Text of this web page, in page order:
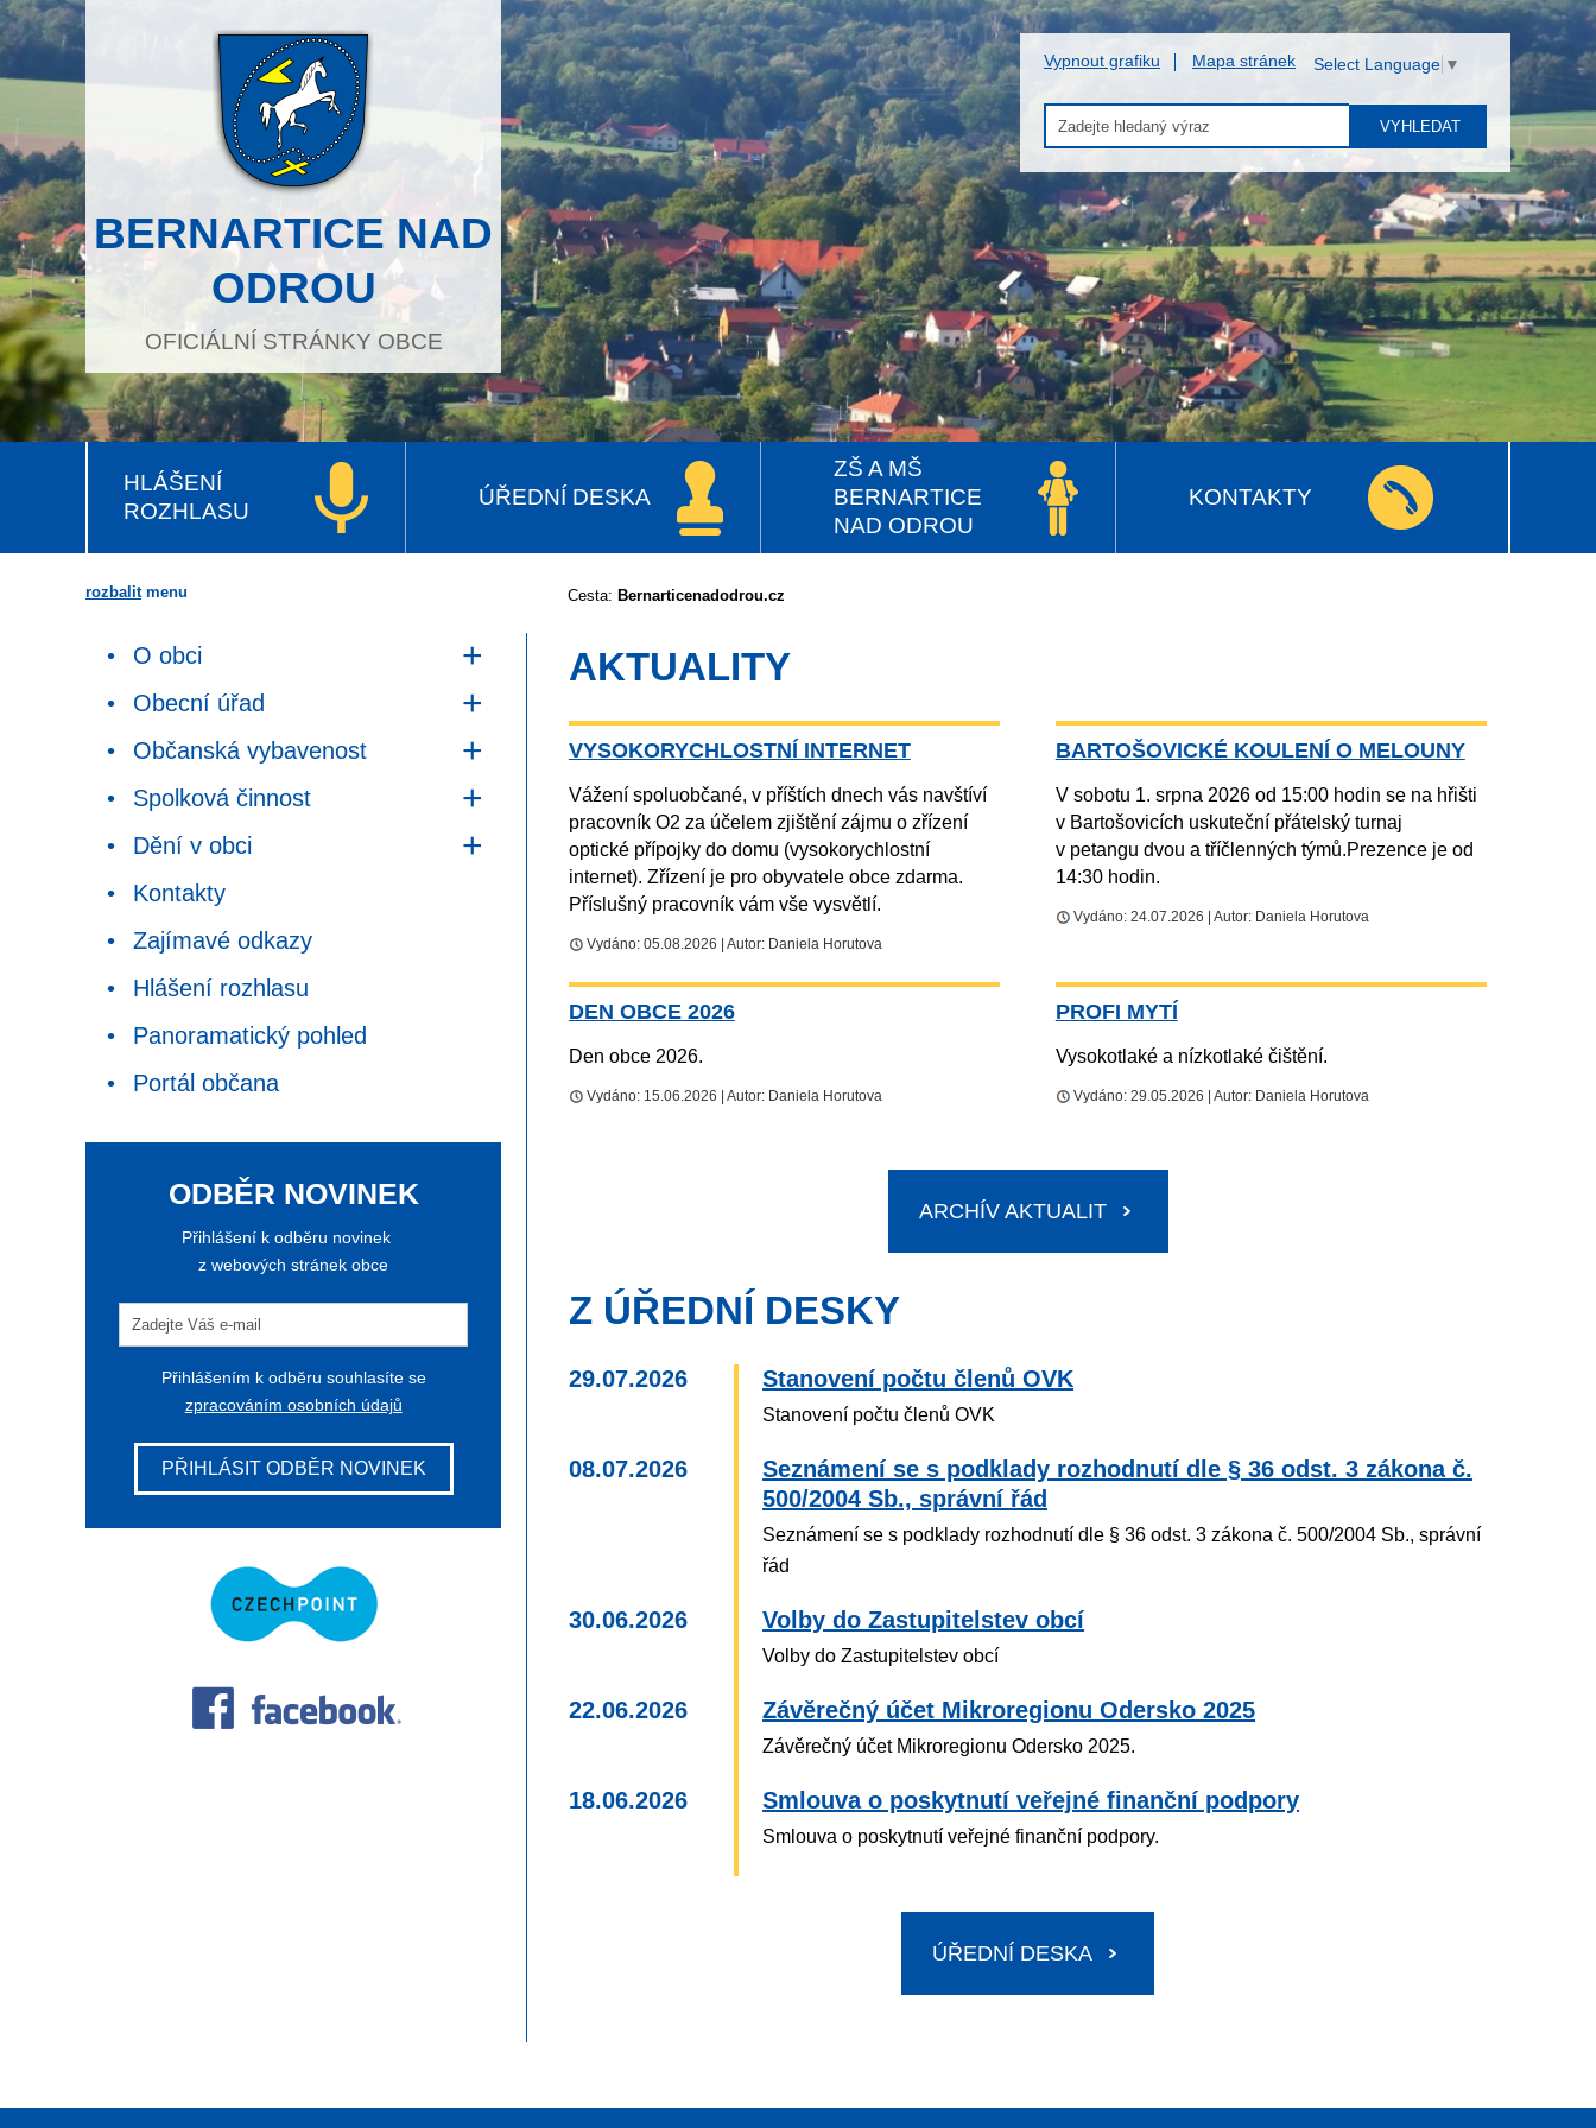
BERNARTICE NAD
ODROU
OFICIÁLNÍ STRÁNKY OBCE
Vypnout grafiku Mapa stránek Select Language ▼
VYHLEDAT
HLÁŠENÍ
ROZHLASU
ÚŘEDNÍ DESKA
ZŠ A MŠ
BERNARTICE
NAD ODROU
KONTAKTY
Cesta: Bernarticenadodrou.cz
AKTUALITY
VYSOKORYCHLOSTNÍ INTERNET
Vážení spoluobčané, v příštích dnech vás navštíví
pracovník O2 za účelem zjištění zájmu o zřízení
optické přípojky do domu (vysokorychlostní
internet). Zřízení je pro obyvatele obce zdarma.
Příslušný pracovník vám vše vysvětlí.
Vydáno: 05.08.2026 | Autor: Daniela Horutova
BARTOŠOVICKÉ KOULENÍ O MELOUNY
V sobotu 1. srpna 2026 od 15:00 hodin se na hřišti
v Bartošovicích uskuteční přátelský turnaj
v petangu dvou a tříčlenných týmů.Prezence je od
14:30 hodin.
Vydáno: 24.07.2026 | Autor: Daniela Horutova
DEN OBCE 2026
Den obce 2026.
Vydáno: 15.06.2026 | Autor: Daniela Horutova
PROFI MYTÍ
Vysokotlaké a nízkotlaké čištění.
Vydáno: 29.05.2026 | Autor: Daniela Horutova
ARCHÍV AKTUALIT
Z ÚŘEDNÍ DESKY
29.07.2026 Stanovení počtu členů OVK
Stanovení počtu členů OVK
08.07.2026
Seznámení se s podklady rozhodnutí dle § 36 odst. 3 zákona č.
500/2004 Sb., správní řád
Seznámení se s podklady rozhodnutí dle § 36 odst. 3 zákona č. 500/2004 Sb., správní
řád
30.06.2026 Volby do Zastupitelstev obcí
Volby do Zastupitelstev obcí
22.06.2026 Závěrečný účet Mikroregionu Odersko 2025
Závěrečný účet Mikroregionu Odersko 2025.
18.06.2026 Smlouva o poskytnutí veřejné finanční podpory
Smlouva o poskytnutí veřejné finanční podpory.
ÚŘEDNÍ DESKA
rozbalitmenu
O obci
Obecní úřad
Občanská vybavenost
Spolková činnost
Dění v obci
Kontakty
Zajímavé odkazy
Hlášení rozhlasu
Panoramatický pohled
Portál občana
ODBĚR NOVINEK
Přihlášení k odběru novinek
z webových stránek obce
Přihlášením k odběru souhlasíte se
zpracováním osobních údajů
PŘIHLÁSIT ODBĚR NOVINEK